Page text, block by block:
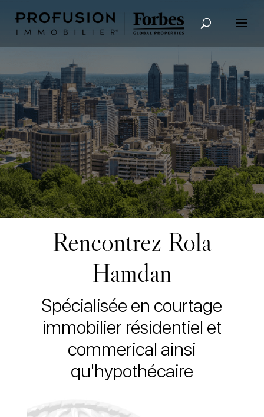
Recherche avancée
Rencontrez Rola
Hamdan
Spécialisée en courtage
immobilier résidentiel et
commerical ainsi
qu'hypothécaire